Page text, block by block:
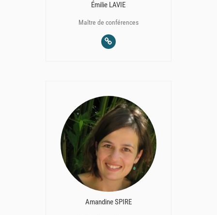
Émilie LAVIE
Maître de conférences
Amandine SPIRE